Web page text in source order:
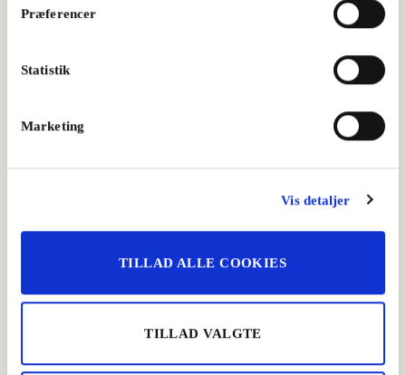
Præferencer
Statistik
Marketing
Vis detaljer
TILLAD ALLE COOKIES
TILLAD VALGTE
Blomkålssuppe med kålpølse